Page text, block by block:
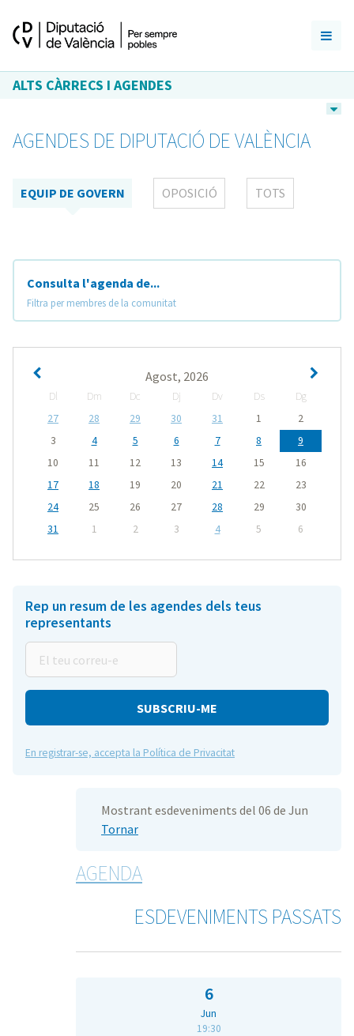
ALTS CÀRRECS I AGENDES
AGENDES DE DIPUTACIÓ DE VALÈNCIA
EQUIP DE GOVERN OPOSICIÓ TOTS
Consulta l'agenda de...
Filtra per membres de la comunitat
Agost, 2026
Dl Dm Dc Dj Dv Ds
Dg
27
28 29 30 31 1
2
3
4 5 6 7 8
9
10
11 12 13 14 15
16
17
18 19 20 21 22
23
24
25 26 27 28 29
30
31
1 2 3 4 5 6
Rep un resum de les agendes dels teus
representants
teu
correu-
En registrar-se, accepta la Política de Privacitat
Mostrant esdeveniments del 06 de Jun
Tornar
AGENDA
ESDEVENIMENTS PASSATS
6
Jun
19:30